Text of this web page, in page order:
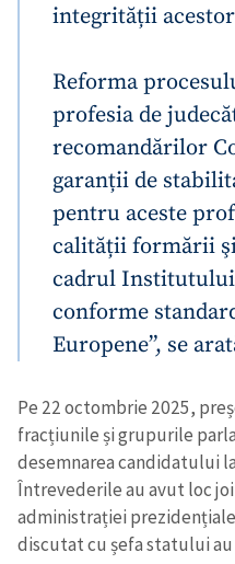
integrității
Reforma
profesia de
recomandărilor
garanții de
pentru aceste
calității formării
cadrul
conforme
Europene”, se
Pe 22 octombrie 2025,
fracțiunile și grupurile
desemnarea candidatului
Întrevederile au avut loc
administrației prezidențiale
discutat cu șefa statului
ȘTIREA MEA
Titlu știre
+ Adaugă titlu
Fotografie
+ Încarcă imagine
Link media
+ Link media